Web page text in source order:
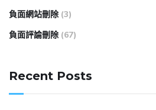
負面網站刪除 (3)
負面評論刪除 (67)
Recent Posts